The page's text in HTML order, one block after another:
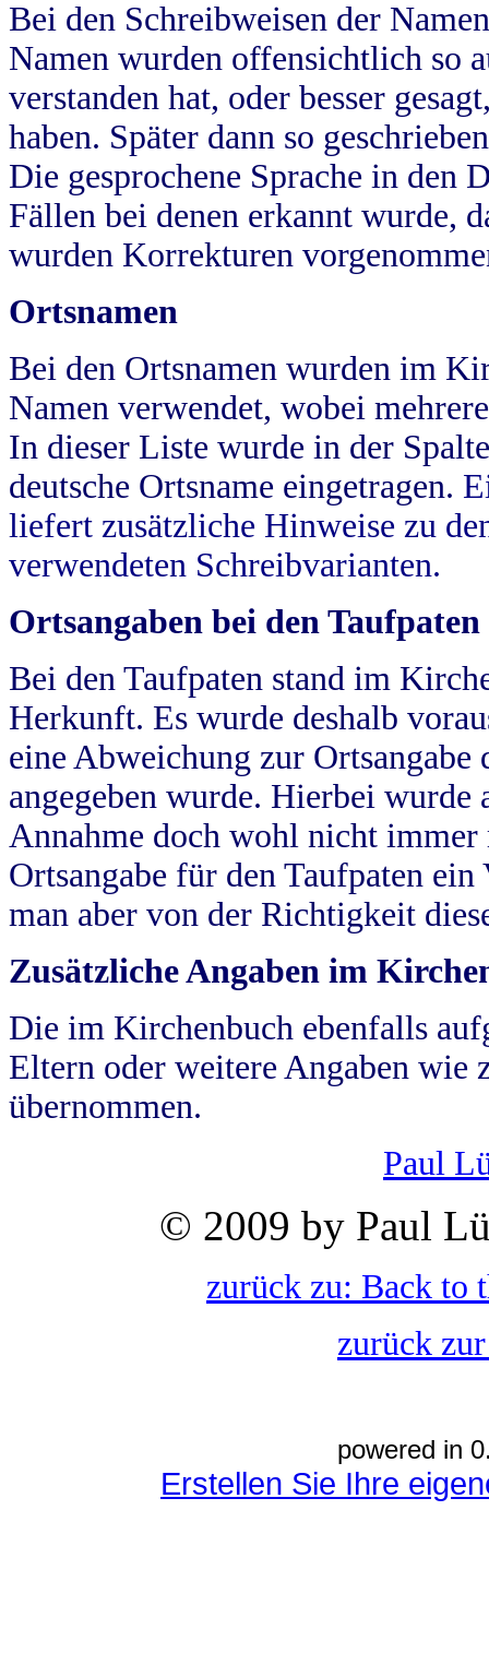
Bei den Schreibweisen der
Namen wurden offensichtlich so
verstanden hat, oder besser
haben. Später dann so
Die gesprochene Sprache in
Fällen bei denen erkannt wurde,
wurden Korrekturen
Ortsnamen
Bei den Ortsnamen wurden im
Namen verwendet, wobei
In dieser Liste wurde in der
deutsche Ortsname eingetragen.
liefert zusätzliche Hinweise zu
verwendeten Schreibvarianten.
Ortsangaben bei den Taufpaten
Bei den Taufpaten stand im
Herkunft. Es wurde deshalb
eine Abweichung zur
angegeben wurde. Hierbei wurde
Annahme doch wohl nicht
Ortsangabe für den Taufpaten
man aber von der Richtigkeit
Zusätzliche Angaben im
Die im Kirchenbuch ebenfalls
Eltern oder weitere Angaben wie
übernommen.
Paul
© 2009 by Paul
zurück zu: Back to
zurück
powered in
Erstellen Sie Ihre